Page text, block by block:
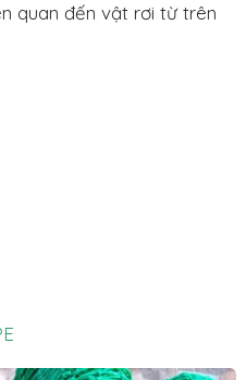
quan đến vật rơi từ trên